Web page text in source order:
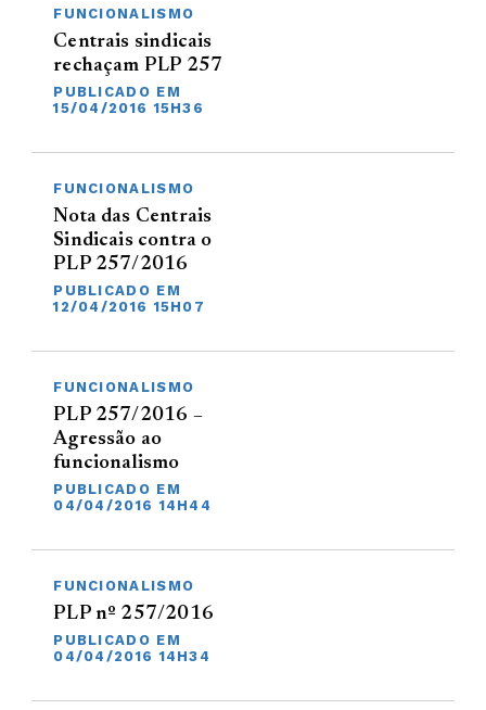
FUNCIONALISMO
Centrais sindicais
rechaçam PLP 257
PUBLICADO EM
15/04/2016 15H36
FUNCIONALISMO
Nota das Centrais
Sindicais contra o
PLP 257/2016
PUBLICADO EM
12/04/2016 15H07
FUNCIONALISMO
PLP 257/2016 –
Agressão ao
funcionalismo
PUBLICADO EM
04/04/2016 14H44
FUNCIONALISMO
PLP nº 257/2016
PUBLICADO EM
04/04/2016 14H34